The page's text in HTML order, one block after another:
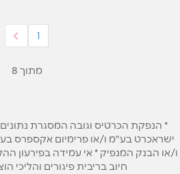
1
מתוך 8
* הנפקת הכרטיס וגובה המסגרת
ישראכרט בע"מ ו/או פרימיום אקספרס
ו/או הבנק המנפיק * אי עמידה בפירעון
חיוב בריבית פיגורים והליכי